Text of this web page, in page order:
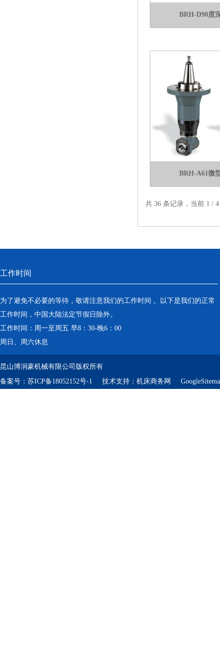
BRH-D90度
BRH-A61微
共 36 条记录，当前 1
工作时间
为了避免不必要的等待，敬请注意我们的工作时间 。以下是我们的正常
工作时间，中国大陆法定节假日除外。
工作时间：周一至周五 早8：30-晚6：00
周日、周六休息
昆山博润豪机械有限公司版权所有
备案号： 苏ICP备18052152号-1 技术支持： 机床商务网